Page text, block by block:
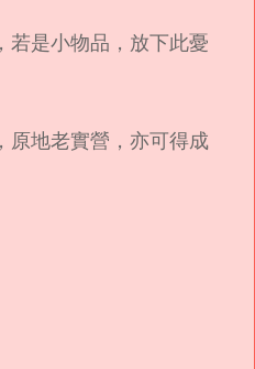
若是小物品，放下此憂
原地老實營，亦可得成